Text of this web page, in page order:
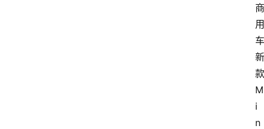
商
用
车
新
款
M
i
n